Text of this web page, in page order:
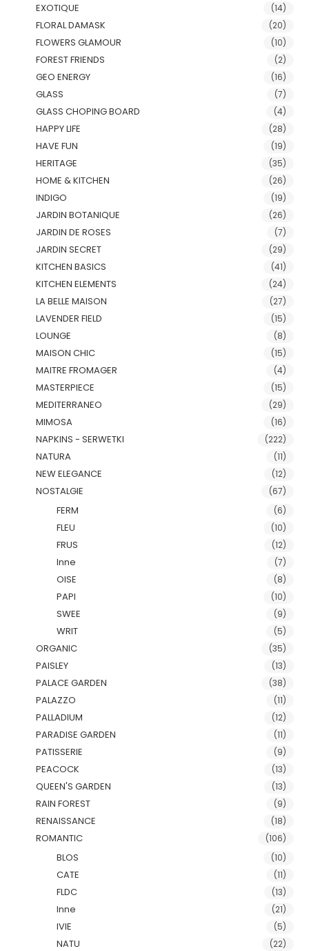
EXOTIQUE (14)
FLORAL DAMASK (20)
FLOWERS GLAMOUR (10)
FOREST FRIENDS (2)
GEO ENERGY (16)
GLASS (7)
GLASS CHOPING BOARD (4)
HAPPY LIFE (28)
HAVE FUN (19)
HERITAGE (35)
HOME & KITCHEN (26)
INDIGO (19)
JARDIN BOTANIQUE (26)
JARDIN DE ROSES (7)
JARDIN SECRET (29)
KITCHEN BASICS (41)
KITCHEN ELEMENTS (24)
LA BELLE MAISON (27)
LAVENDER FIELD (15)
LOUNGE (8)
MAISON CHIC (15)
MAITRE FROMAGER (4)
MASTERPIECE (15)
MEDITERRANEO (29)
MIMOSA (16)
NAPKINS - SERWETKI (222)
NATURA (11)
NEW ELEGANCE (12)
NOSTALGIE (67)
FERM (6)
FLEU (10)
FRUS (12)
Inne (7)
OISE (8)
PAPI (10)
SWEE (9)
WRIT (5)
ORGANIC (35)
PAISLEY (13)
PALACE GARDEN (38)
PALAZZO (11)
PALLADIUM (12)
PARADISE GARDEN (11)
PATISSERIE (9)
PEACOCK (13)
QUEEN'S GARDEN (13)
RAIN FOREST (9)
RENAISSANCE (18)
ROMANTIC (106)
BLOS (10)
CATE (11)
FLDC (13)
Inne (21)
IVIE (5)
NATU (22)